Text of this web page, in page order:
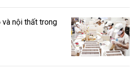
nội thất trong